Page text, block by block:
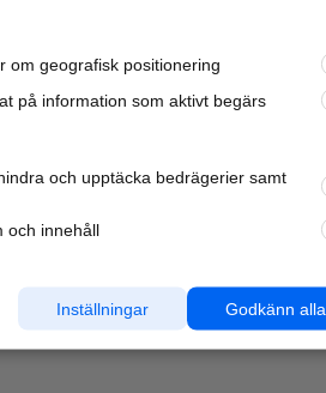
om geografisk positionering
på information som aktivt begärs
och upptäcka bedrägerier samt
och innehåll
Godkänn alla
Inställningar